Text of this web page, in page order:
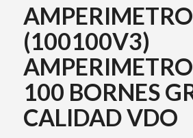
AMPERIMETRO
(100100V3)
100 BORNES
CALIDAD VDO